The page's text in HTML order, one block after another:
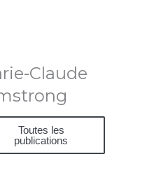
Claude
Toutes les
publications